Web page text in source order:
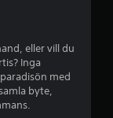
1
8
eller vill du
Inga
med
byte,